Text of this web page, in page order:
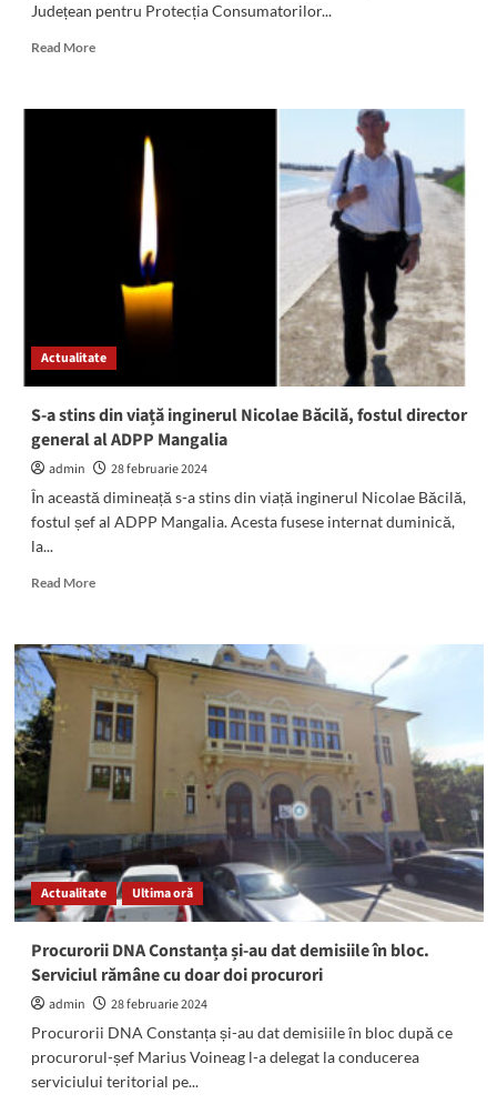
Județean pentru Protecția Consumatorilor...
Read MoreRead
(FOTO)
Constanța
amendat
Protecția
Consumatorului.
Mâncare
expirată
mizerie
asta
au
găsit
ANPC
Actualitate
S-a stins din viață inginerul Nicolae Băcilă, fostul director
general al ADPP Mangalia
admin
28 februarie 2024
În această dimineață s-a stins din viață inginerul Nicolae Băcilă,
fostul șef al ADPP Mangalia. Acesta fusese internat duminică,
la...
Read MoreRead
S-
a
stins
din
viață
inginerul
Nicolae
Băcilă,
director
general
al
ADPP
Mangalia
Actualitate Ultima oră
Procurorii DNA Constanța și-au dat demisiile în bloc.
Serviciul rămâne cu doar doi procurori
admin
28 februarie 2024
Procurorii DNA Constanța și-au dat demisiile în bloc după ce
procurorul-șef Marius Voineag l-a delegat la conducerea
serviciului teritorial pe...